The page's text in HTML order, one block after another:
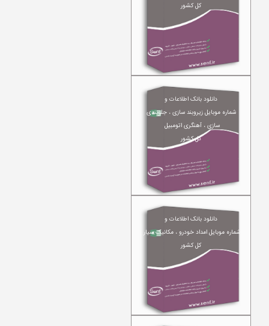
کل کشور
دانلود بانک اطلاعات و
شماره موبایل زیروبند سازی ، جلوبندی
سازی ، آهنگری اتومبیل
کل کشور
دانلود بانک اطلاعات و
شماره موبایل امداد خودرو ، مکانیک سیار
کل کشور